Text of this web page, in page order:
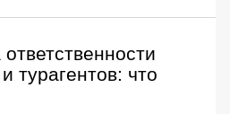
турагентов: что